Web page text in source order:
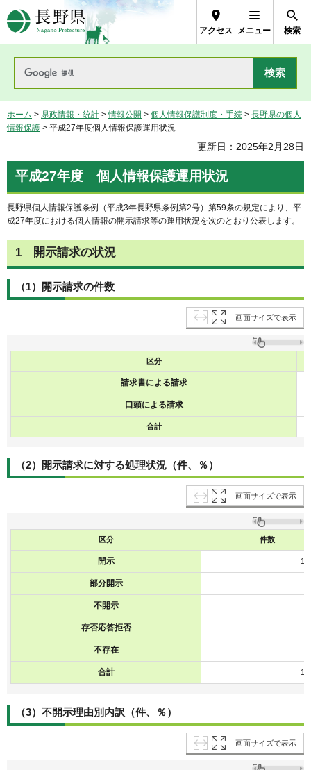
長野県Nagano Prefecture
アクセス メニュー 検索
ホーム > 県政情報・統計 >情報公開 > 個人情報保護制度・手続 > 長野県の個人
情報保護 > 平成27年度個人情報保護運用状況
更新日：2025年2月28日
平成27年度 個 人情報保護運用状況
長野県個人情報保護条例（平成3年長野県条例第2号）第59条の規定により、平
成27年度における個人情報の開示請求等の運用状況を次のとおり公表します。
1 開示請求の状況
（1）開示請求の件数
画面サイズで表示
区分
請求書による請求
口頭による請求
合計
（2）開示請求に対する処理状況（件、％）
画面サイズで表示
区分 件数
開示
部分開示
不開示
存否応答拒否
不存在
合計
（3）不開示理由別内訳（件、％）
画面サイズで表示